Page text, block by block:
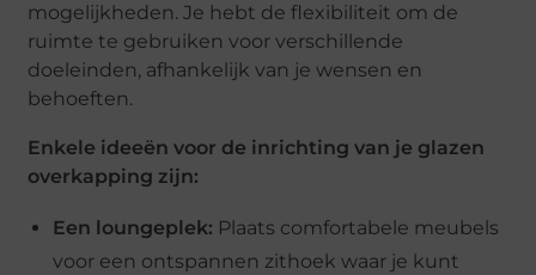
mogelijkheden. Je hebt de flexibiliteit om de
ruimte te gebruiken voor verschillende
doeleinden, afhankelijk van je wensen en
behoeften.
Enkele ideeën voor de inrichting van je glazen
overkapping zijn:
Een loungeplek: Plaats comfortabele meubels
voor een ontspannen zithoek waar je kunt